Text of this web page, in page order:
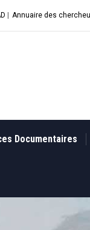
Annuaire des
Documentaires